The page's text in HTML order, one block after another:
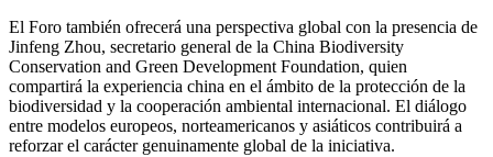
El Foro también ofrecerá una perspectiva global con la presencia de
Jinfeng Zhou, secretario general de la China Biodiversity
Conservation and Green Development Foundation, quien
compartirá la experiencia china en el ámbito de la protección de la
biodiversidad y la cooperación ambiental internacional. El diálogo
entre modelos europeos, norteamericanos y asiáticos contribuirá a
reforzar el carácter genuinamente global de la iniciativa.